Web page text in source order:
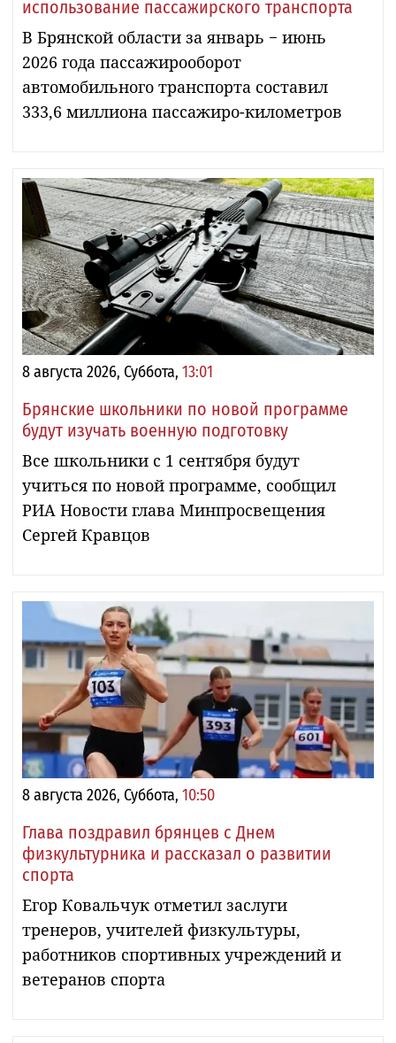
использование пассажирского транспорта
В Брянской области за январь − июнь
2026 года пассажирооборот
автомобильного транспорта составил
333,6 миллиона пассажиро-километров
8 августа 2026, Суббота, 13:01
Брянские школьники по новой программе
будут изучать военную подготовку
Все школьники с 1 сентября будут
учиться по новой программе, сообщил
РИА Новости глава Минпросвещения
Сергей Кравцов
8 августа 2026, Суббота, 10:50
Глава поздравил брянцев с Днем
физкультурника и рассказал о развитии
спорта
Егор Ковальчук отметил заслуги
тренеров, учителей физкультуры,
работников спортивных учреждений и
ветеранов спорта